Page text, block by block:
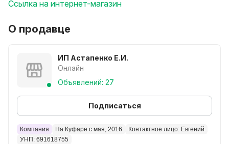
Цвета столешниц см фото
Чек и Гарантия
Оплата по факту получения!!!
Смотрите другие наши столы в объявлениях или в
инстаграм @o_Mebel_minsk
Ссылка на интернет-магазин
О продавце
ИП Астапенко Е.И.
Онлайн
Объявлений: 27
Подписаться
Компания На Куфаре с мая, 2016
Контактное лицо: Евгений
УНП: 691618755